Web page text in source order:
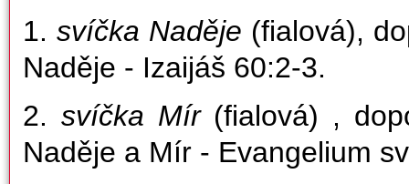
1. svíčka Naděje (fialová),
Naděje - Izaijáš 60:2-3.
2. svíčka Mír (fialová) ,
Naděje a Mír - Evangelium